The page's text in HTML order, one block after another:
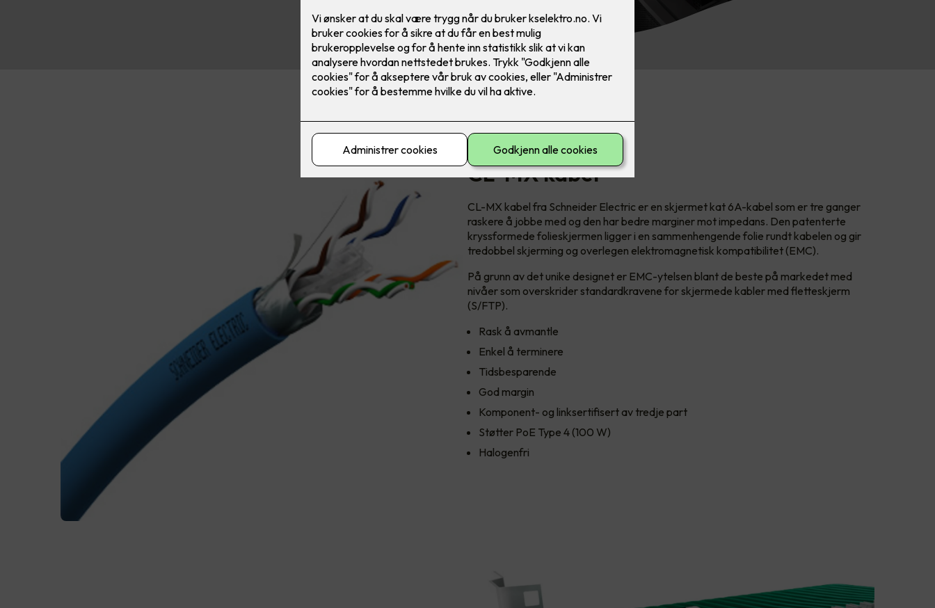
CL-MX kabel
CL-MX kabel fra Schneider Electric er en skjermet kat 6A-kabel som er tre ganger
raskere å jobbe med og den har bedre marginer mot impedans. Den patenterte
kryssformede folieskjermen ligger i en sammenhengende folie rundt kabelen og gir
tredobbel skjerming og overlegen elektromagnetisk kompatibilitet (EMC).
På grunn av det unike designet er EMC-ytelsen blant de beste på markedet med
nivåer som overskrider standardkravene for skjermede kabler med fletteskjerm
(S/FTP).
Rask å avmantle
Enkel å terminere
Tidsbesparende
God margin
Komponent- og linksertifisert av tredje part
Støtter PoE Type 4 (100 W)
Halogenfri